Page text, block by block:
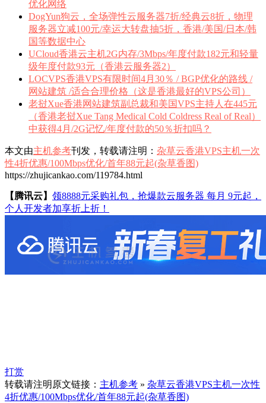
优化网络
DogYun狗云，全场弹性云服务器7折/经典云8折，物理
服务器立减100元/幸运大转盘抽5折，香港/美国/日本/韩
国等数据中心
UCloud香港云主机2G内存/3Mbps/年度付款182元和轻量
级年度付款93元（香港云服务器2）
LOCVPS香港VPS有限时间4月30％ / BGP优化的路线 /
网站建筑 /适合合理价格（这是香港最好的VPS公司）
老挝Xue香港网站建筑副总裁和美国VPS主持人在445元
（香港老挝Xue Tang Medical Cold Coldress Real of Real）
中获得4月/2G记忆/年度付款的50％折扣吗？
本文由主机参考刊发，转载请注明： 杂草云香港VPS主机一次
性4折优惠/100Mbps优化/首年88元起(杂草香图)
https://zhujicankao.com/119784.html
【腾讯云】 领8888元采购礼包，抢爆款云服务器 每月 9元起，
个人开发者加享折上折！
打赏
转载请注明原文链接： 主机参考 » 杂草云香港VPS主机一次性
4折优惠/100Mbps优化/首年88元起(杂草香图)